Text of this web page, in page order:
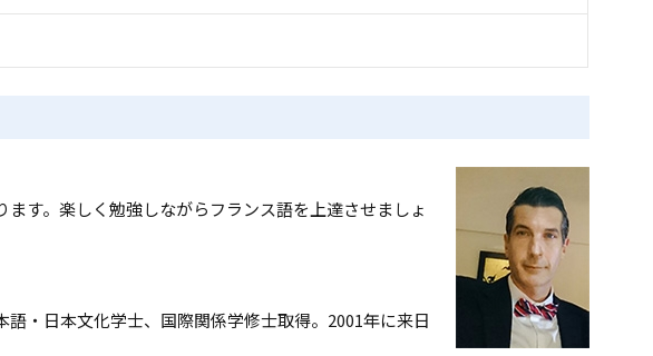
す。楽しく勉強しながらフランス語を上達させましょ
・日本文化学士、国際関係学修士取得。2001年に来日